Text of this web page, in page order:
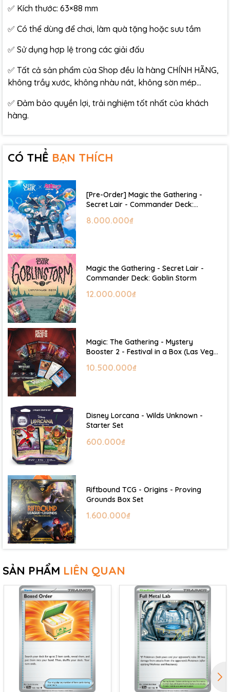
✅ Kích thước: 63×88 mm
✅ Có thể dùng để chơi, làm quà tặng hoặc sưu tầm
✅ Sử dụng hợp lệ trong các giải đấu
✅ Tất cả sản phẩm của Shop đều là hàng CHÍNH HÃNG,
không trầy xước, không nhàu nát, không sờn mép…
✅ Đảm bảo quyền lợi, trải nghiệm tốt nhất của khách
hàng.
CÓ THỂ BẠN THÍCH
[Pre-Order] Magic the Gathering -
Secret Lair - Commander Deck:
8.000.000₫
Magic the Gathering - Secret Lair -
Commander Deck: Goblin Storm
12.000.000₫
Magic: The Gathering - Mystery
Booster 2 - Festival in a Box (Las Vegas
10.500.000₫
Disney Lorcana - Wilds Unknown -
Starter Set
600.000₫
Riftbound TCG - Origins - Proving
Grounds Box Set
1.600.000₫
SẢN PHẨM LIÊN QUAN